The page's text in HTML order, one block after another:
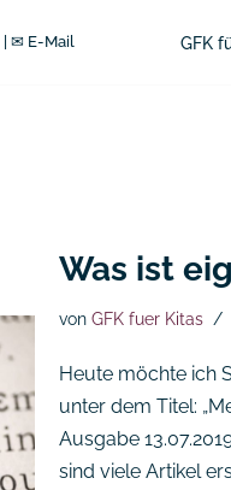
✉ E-Mail GFK
Was ist
von GFK fuer Kitas
Heute möchte ich
unter dem Titel:
Ausgabe
sind viele Artikel